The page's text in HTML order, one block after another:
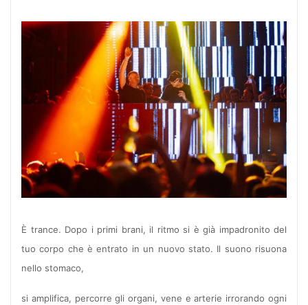
È trance. Dopo i primi brani, il ritmo si è già impadronito del
tuo corpo che è entrato in un nuovo stato. Il suono risuona
nello stomaco,
si amplifica, percorre gli organi, vene e arterie irrorando ogni